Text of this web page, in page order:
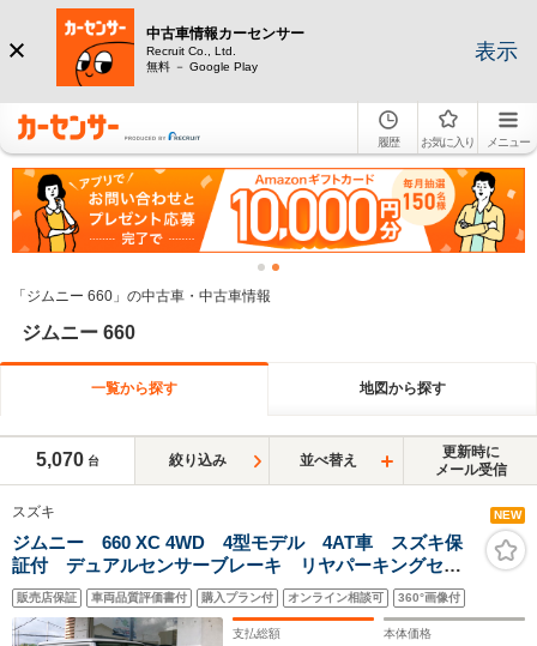
中古車情報カーセンサー
Recruit Co., Ltd.
無料 － Google Play
表示
履歴 お気に入り メニュー
「ジムニー 660」の中古車・中古車情報
ジムニー 660
一覧から探す 地図から探す
5,070 台 絞り込み 並べ替え
更新時に
メール受信
スズキ NEW
ジムニー 660 XC 4WD 4型モデル 4AT車 スズキ保
証付 デュアルセンサーブレーキ リヤパーキングセン
サー クルーズコントロール LEDヘッドランプ アイ
ドリングストップシステム オートライトシステム シ
ートヒーター
販売店保証 車両品質評価書付 購入プラン付 オンライン相談可 360°画像付
支払総額 本体価格